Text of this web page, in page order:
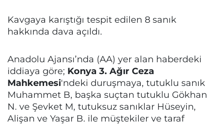
Kavgaya karıştığı tespit edilen 8 sanık
hakkında dava açıldı.
Anadolu Ajansı’nda (AA) yer alan haberdeki
iddiaya göre; Konya 3. Ağır Ceza
Mahkemesi'ndeki duruşmaya, tutuklu sanık
Muhammet B, başka suçtan tutuklu Gökhan
N. ve Şevket M, tutuksuz sanıklar Hüseyin,
Alişan ve Yaşar B. ile müştekiler ve taraf